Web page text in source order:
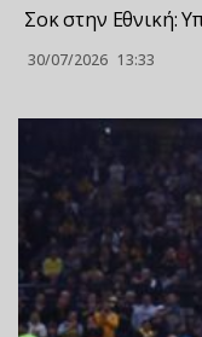
Σoκ στην Εθνική:
30/07/2026 13:33